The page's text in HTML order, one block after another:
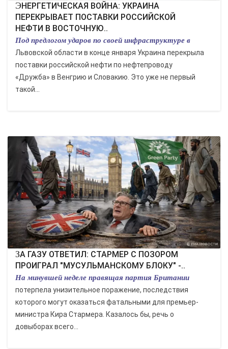
ЭНЕРГЕТИЧЕСКАЯ ВОЙНА: УКРАИНА
ПЕРЕКРЫВАЕТ ПОСТАВКИ РОССИЙСКОЙ
НЕФТИ В ВОСТОЧНУЮ..
Под предлогом ударов по своей инфраструктуре в
Львовской области в конце января Украина перекрыла
поставки российской нефти по нефтепроводу
«Дружба» в Венгрию и Словакию. Это уже не первый
такой...
ЗА ГАЗУ ОТВЕТИЛ: СТАРМЕР С ПОЗОРОМ
ПРОИГРАЛ "МУСУЛЬМАНСКОМУ БЛОКУ" -..
На минувшей неделе правящая партия Британии
потерпела унизительное поражение, последствия
которого могут оказаться фатальными для премьер-
министра Кира Стармера. Казалось бы, речь о
довыборах всего...